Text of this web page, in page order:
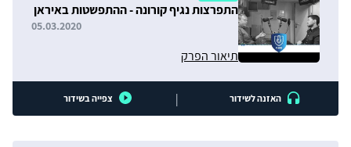
התפרצות נגיף קורונה - ההתפשטות באיראן
תיאור הפרק
05.03.2020
האזנה לשידור | צפייה בשידור